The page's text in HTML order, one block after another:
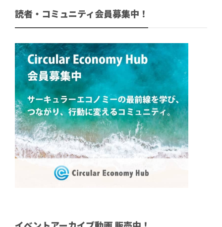
読者・コミュニティ会員募集中！